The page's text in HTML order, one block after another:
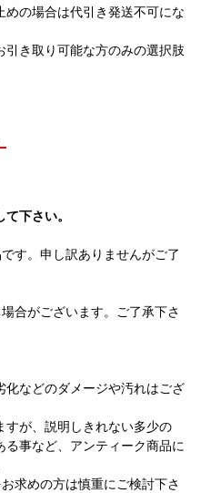
の場合は代引き発送不可にな
き取り可能な方のみの選択肢
下さい。
す。申し訳ありませんがご了
合がございます。ご了承下さ
などのダメージや汚れはござ
すが、説明しきれない多少の
事など、アンティーク商品に
求めの方は慎重にご検討下さ